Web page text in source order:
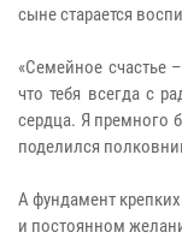
сыне старается
«Семейное счастье
что тебя всегда с
сердца. Я премного
поделился
А фундамент
и постоянном